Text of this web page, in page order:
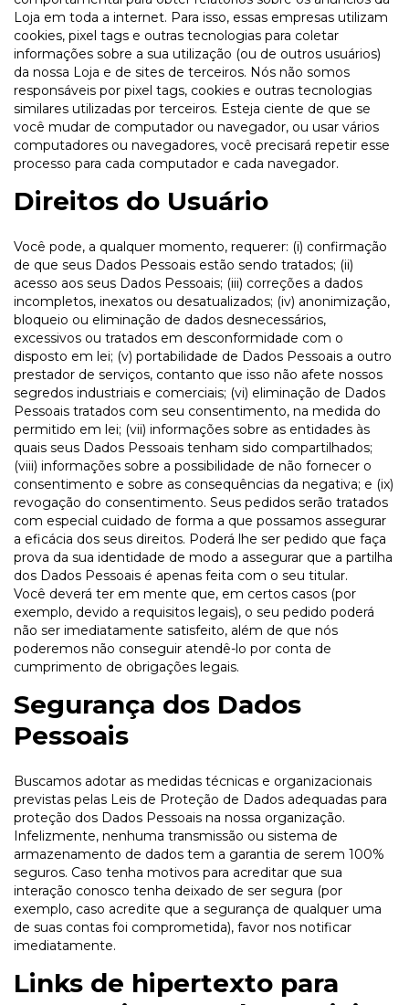
Loja em toda a internet. Para isso, essas empresas utilizam
cookies, pixel tags e outras tecnologias para coletar
informações sobre a sua utilização (ou de outros usuários)
da nossa Loja e de sites de terceiros. Nós não somos
responsáveis por pixel tags, cookies e outras tecnologias
similares utilizadas por terceiros. Esteja ciente de que se
você mudar de computador ou navegador, ou usar vários
computadores ou navegadores, você precisará repetir esse
processo para cada computador e cada navegador.
Direitos do Usuário
Você pode, a qualquer momento, requerer: (i) confirmação
de que seus Dados Pessoais estão sendo tratados; (ii)
acesso aos seus Dados Pessoais; (iii) correções a dados
incompletos, inexatos ou desatualizados; (iv) anonimização,
bloqueio ou eliminação de dados desnecessários,
excessivos ou tratados em desconformidade com o
disposto em lei; (v) portabilidade de Dados Pessoais a outro
prestador de serviços, contanto que isso não afete nossos
segredos industriais e comerciais; (vi) eliminação de Dados
Pessoais tratados com seu consentimento, na medida do
permitido em lei; (vii) informações sobre as entidades às
quais seus Dados Pessoais tenham sido compartilhados;
(viii) informações sobre a possibilidade de não fornecer o
consentimento e sobre as consequências da negativa; e (ix)
revogação do consentimento. Seus pedidos serão tratados
com especial cuidado de forma a que possamos assegurar
a eficácia dos seus direitos. Poderá lhe ser pedido que faça
prova da sua identidade de modo a assegurar que a partilha
dos Dados Pessoais é apenas feita com o seu titular.
Você deverá ter em mente que, em certos casos (por
exemplo, devido a requisitos legais), o seu pedido poderá
não ser imediatamente satisfeito, além de que nós
poderemos não conseguir atendê-lo por conta de
cumprimento de obrigações legais.
Segurança dos Dados
Pessoais
Buscamos adotar as medidas técnicas e organizacionais
previstas pelas Leis de Proteção de Dados adequadas para
proteção dos Dados Pessoais na nossa organização.
Infelizmente, nenhuma transmissão ou sistema de
armazenamento de dados tem a garantia de serem 100%
seguros. Caso tenha motivos para acreditar que sua
interação conosco tenha deixado de ser segura (por
exemplo, caso acredite que a segurança de qualquer uma
de suas contas foi comprometida), favor nos notificar
imediatamente.
Links de hipertexto para